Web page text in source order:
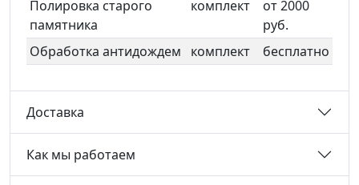
Полировка старого
памятника
комплект
от 2000
руб.
Обработка антидождем
комплект бесплатно
Доставка
Как мы работаем